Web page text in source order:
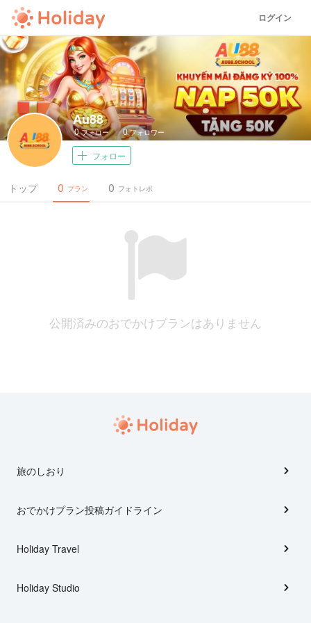
ログイン
Au88
0フォロー 0フォロワー
フォロー
トップ プラン
0 フォトレポ
0
公開済みのおでかけプランはありません
旅のしおり
おでかけプラン投稿ガイドライン
Holiday Travel
Holiday Studio